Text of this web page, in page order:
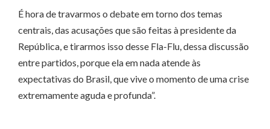
É hora de travarmos o debate em torno dos temas
centrais, das acusações que são feitas à presidente da
República, e tirarmos isso desse Fla-Flu, dessa discussão
entre partidos, porque ela em nada atende às
expectativas do Brasil, que vive o momento de uma crise
extremamente aguda e profunda”.